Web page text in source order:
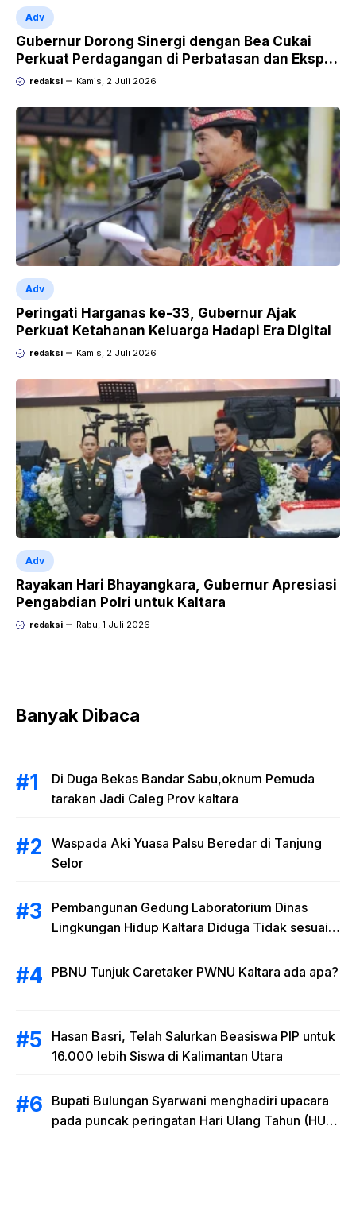
Adv
Gubernur Dorong Sinergi dengan Bea Cukai
Perkuat Perdagangan di Perbatasan dan Ekspor
UMKM
redaksi Kamis, 2 Juli 2026
Adv
Peringati Harganas ke-33, Gubernur Ajak
Perkuat Ketahanan Keluarga Hadapi Era Digital
redaksi Kamis, 2 Juli 2026
Adv
Rayakan Hari Bhayangkara, Gubernur Apresiasi
Pengabdian Polri untuk Kaltara
redaksi Rabu, 1 Juli 2026
Banyak Dibaca
Di Duga Bekas Bandar Sabu,oknum Pemuda
tarakan Jadi Caleg Prov kaltara
Waspada Aki Yuasa Palsu Beredar di Tanjung
Selor
Pembangunan Gedung Laboratorium Dinas
Lingkungan Hidup Kaltara Diduga Tidak sesuai
PBNU Tunjuk Caretaker PWNU Kaltara ada apa?
Hasan Basri, Telah Salurkan Beasiswa PIP untuk
16.000 lebih Siswa di Kalimantan Utara
Bupati Bulungan Syarwani menghadiri upacara
pada puncak peringatan Hari Ulang Tahun (HUT)